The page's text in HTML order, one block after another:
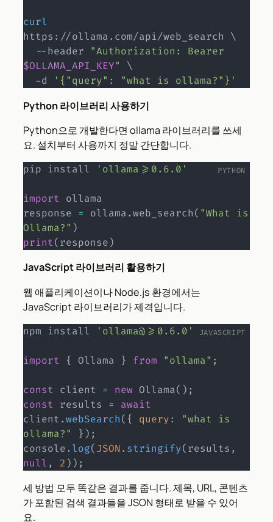
curl
https://ollama.com/api/web_search \
  --header
$OLLAMA_API_KEY"
\
  -d
'{"query": "what is ollama?"}'
Python 라이브러리 사용하기
Python으로 개발한다면 ollama 라이브러리를 쓰세
요. 설치부터 사용까지 정말 간단합니다.
pip install 'ollama>=0.6.0'
import ollama
response = ollama.web_search( "What is
Ollama?" )
print(response)
JavaScript 라이브러리 활용하기
웹 애플리케이션이나 Node.js 환경에서는
JavaScript 라이브러리가 제격입니다.
npm install 'ollama@>=0.6.0'
import { Ollama } from "ollama" ;
const client = new Ollama( ) ;
const results =
await
client .webSearch( { query:
"what is
ollama?"
} ) ;
console. log(JSON. stringify(results ,
null , 2 ) ) ;
세 방법 모두 똑같은 결과를 줍니다. 제목, URL, 콘텐츠
가 포함된 검색 결과들을 JSON 형태로 받을 수 있어
요.